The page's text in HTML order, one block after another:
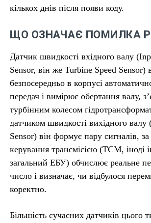
кількох днів після появи коду.
ЩО ОЗНАЧАЄ ПОМИЛКА
Датчик швидкості вхідного валу
Sensor, він же Turbine Speed Sensor)
безпосередньо в корпусі
передач і вимірює обертання валу,
турбінним колесом
датчиком швидкості вихідного валу
Sensor) він формує пару сигналів,
керування трансмісією (TCM, іноді
загальний ЕБУ) обчислює реальне
число і визначає, чи відбулося
коректно.
Більшість сучасних датчиків цього